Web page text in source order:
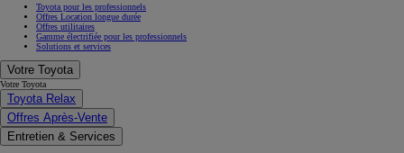
Toyota pour les professionnels
Offres Location longue durée
Offres utilitaires
Gamme électrifiée pour les professionnels
Solutions et services
Votre Toyota
Votre Toyota
Toyota Relax
Offres Après-Vente
Entretien & Services